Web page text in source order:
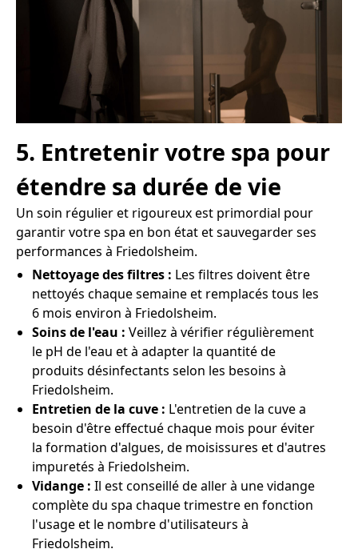
5. Entretenir votre spa pour
étendre sa durée de vie
Un soin régulier et rigoureux est primordial pour
garantir votre spa en bon état et sauvegarder ses
performances à Friedolsheim.
Nettoyage des filtres : Les filtres doivent être
nettoyés chaque semaine et remplacés tous les
6 mois environ à Friedolsheim.
Soins de l'eau : Veillez à vérifier régulièrement
le pH de l'eau et à adapter la quantité de
produits désinfectants selon les besoins à
Friedolsheim.
Entretien de la cuve : L'entretien de la cuve a
besoin d'être effectué chaque mois pour éviter
la formation d'algues, de moisissures et d'autres
impuretés à Friedolsheim.
Vidange : Il est conseillé de aller à une vidange
complète du spa chaque trimestre en fonction
l'usage et le nombre d'utilisateurs à
Friedolsheim.